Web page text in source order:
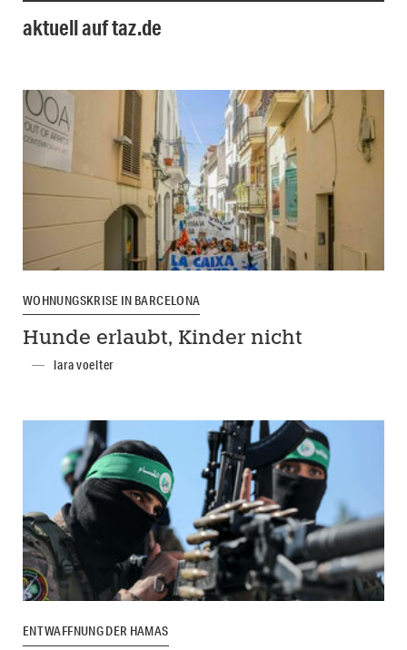
aktuell auf taz.de
WOHNUNGSKRISE IN BARCELONA
Hunde erlaubt, Kinder nicht
lara voelter
ENTWAFFNUNG DER HAMAS